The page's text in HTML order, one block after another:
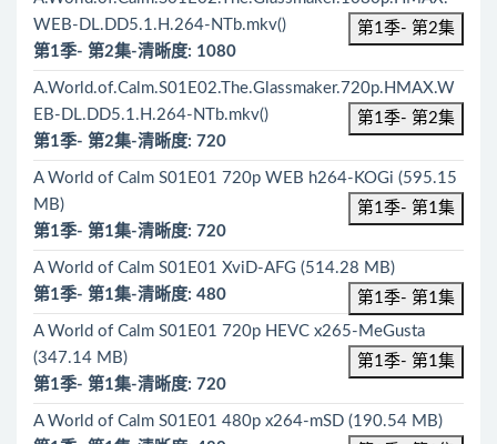
WEB-DL.DD5.1.H.264-NTb.mkv()
第1季- 第2集
第1季- 第2集-清晰度: 1080
A.World.of.Calm.S01E02.The.Glassmaker.720p.HMAX.W
EB-DL.DD5.1.H.264-NTb.mkv()
第1季- 第2集
第1季- 第2集-清晰度: 720
A World of Calm S01E01 720p WEB h264-KOGi (595.15
MB)
第1季- 第1集
第1季- 第1集-清晰度: 720
A World of Calm S01E01 XviD-AFG (514.28 MB)
第1季- 第1集
第1季- 第1集-清晰度: 480
A World of Calm S01E01 720p HEVC x265-MeGusta
(347.14 MB)
第1季- 第1集
第1季- 第1集-清晰度: 720
A World of Calm S01E01 480p x264-mSD (190.54 MB)